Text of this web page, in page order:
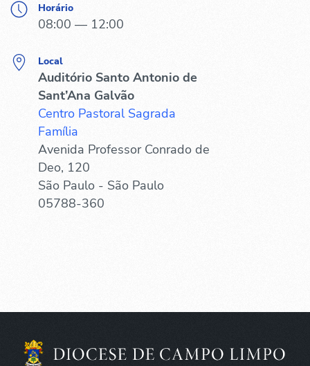
Horário
08:00 — 12:00
Local
Auditório Santo Antonio de
Sant’Ana Galvão
Centro Pastoral Sagrada
Família
Avenida Professor Conrado de
Deo, 120
São Paulo - São Paulo
05788-360